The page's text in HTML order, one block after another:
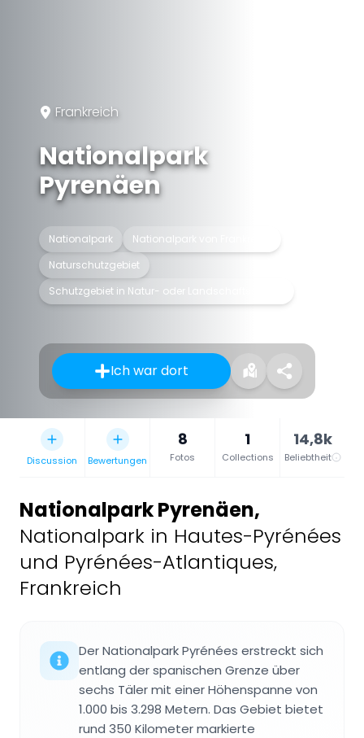
Frankreich
Nationalpark
Pyrenäen
Nationalpark
Nationalpark von Frankreich
Naturschutzgebiet
Schutzgebiet in Natur- oder Landschaftsschutz
Ich war dort
Discussion Bewertungen
8
Fotos
1
Collections
14,8k
Beliebtheit
Nationalpark Pyrenäen,
Nationalpark in Hautes-Pyrénées
und Pyrénées-Atlantiques,
Frankreich
Der Nationalpark Pyrénées erstreckt sich
entlang der spanischen Grenze über
sechs Täler mit einer Höhenspanne von
1.000 bis 3.298 Metern. Das Gebiet bietet
rund 350 Kilometer markierte